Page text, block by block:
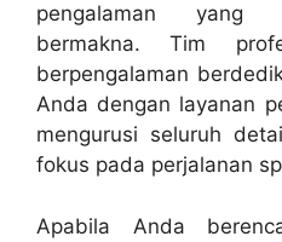
pengalaman yang
bermakna. Tim
berpengalaman
Anda dengan layanan
mengurusi seluruh
fokus pada perjalanan
Apabila Anda